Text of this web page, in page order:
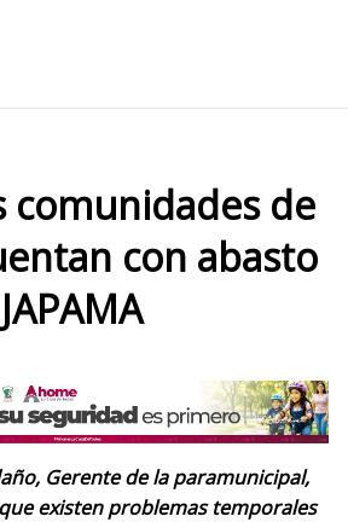
comunidades de
con abasto
Gerente de la paramunicipal,
existen problemas temporales